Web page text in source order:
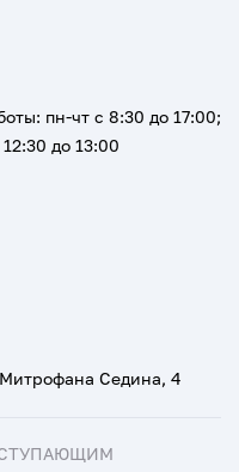
Седина, 4
пн-чт с 8:30 до 17:00;
до 13:00